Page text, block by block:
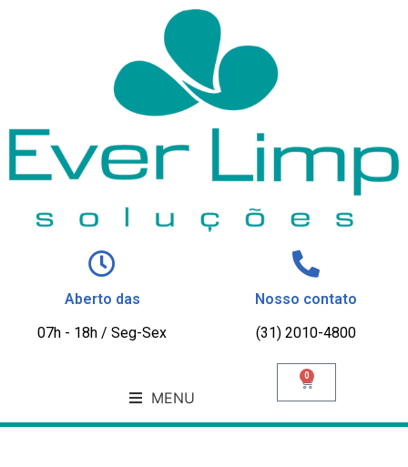
Aberto das
07h - 18h / Seg-Sex
Nosso contato
(31) 2010-4800
MENU
0